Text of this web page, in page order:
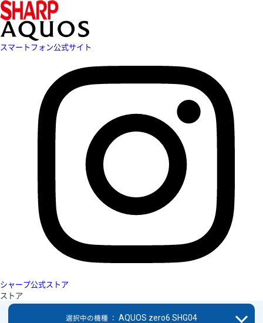
スマートフォン公式サイト
シャープ公式ストア
ストア
選択中の機種 ： AQUOS zero6 SHG04